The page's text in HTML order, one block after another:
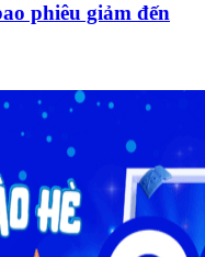
phiêu giảm đến